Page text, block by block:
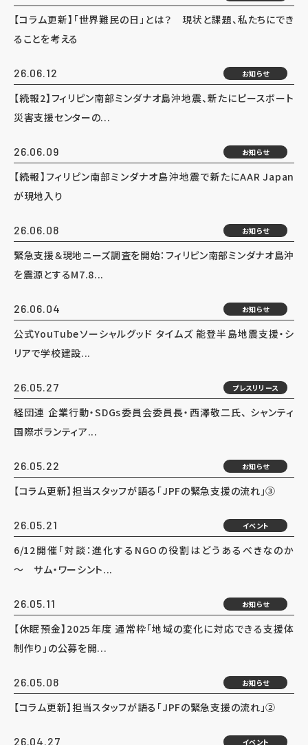
【コラム更新】「世界難民の日」とは？ 現状と課題、私たちにでき
ることを考える
26.06.12 お知らせ
【続報2】フィリピン南部ミンダナオ島沖地震、新たにピースボート
災害支援センターの...
26.06.09 お知らせ
【続報】フィリピン南部ミンダナオ島沖地震で新たにAAR Japan
が現地入り
26.06.08 お知らせ
緊急支援＆現地ニーズ調査を開始：フィリピン南部ミンダナオ島沖
を震源とするM7.8...
26.06.04 お知らせ
公式YouTubeソーシャルグッド タイムズ 能登半島地震支援・シ
リアで学校建設...
26.05.27 プレスリリース
経団連 企業行動・SDGs委員会委員長・西澤敬二氏、 シャンティ
国際ボランティア...
26.05.22 お知らせ
【コラム更新】担当スタッフが語る「JPFの緊急支援の流れ」③
26.05.21 イベント
6/12開催「対談：進化するNGOの役割はどうあるべきなのか
～ サム・ワーシント...
26.05.11 お知らせ
【休眠預金】2025年度 通常枠「地域の変化に対応できる支援体
制作り」の公募を開...
26.05.08 お知らせ
【コラム更新】担当スタッフが語る「JPFの緊急支援の流れ」②
26.04.27 イベント